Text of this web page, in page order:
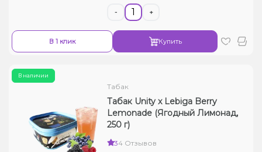
- +
В 1 клик Купить
В наличии
Табак
Табак Unity x Lebiga Berry
Lemonade (Ягодный Лимонад,
250 г)
34 Отзывов